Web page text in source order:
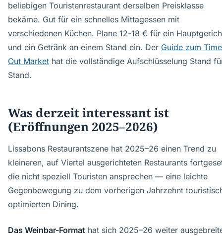
beliebigen Touristenrestaurant derselben Preisklasse
bekäme. Gut für ein schnelles Mittagessen mit
verschiedenen Küchen. Plane 12-18 € für ein
und ein Getränk an einem Stand ein. Der Guide zum Time
Out Market hat die vollständige Aufschlüsselung Stand
Stand.
Was derzeit interessant ist
(Eröffnungen 2025–2026)
Lissabons Restaurantszene hat 2025–26 einen Trend zu
kleineren, auf Viertel ausgerichteten Restaurants
die nicht speziell Touristen ansprechen — eine leichte
Gegenbewegung zu dem vorherigen Jahrzehnt
optimierten Dining.
Das Weinbar-Format hat sich 2025–26 weiter